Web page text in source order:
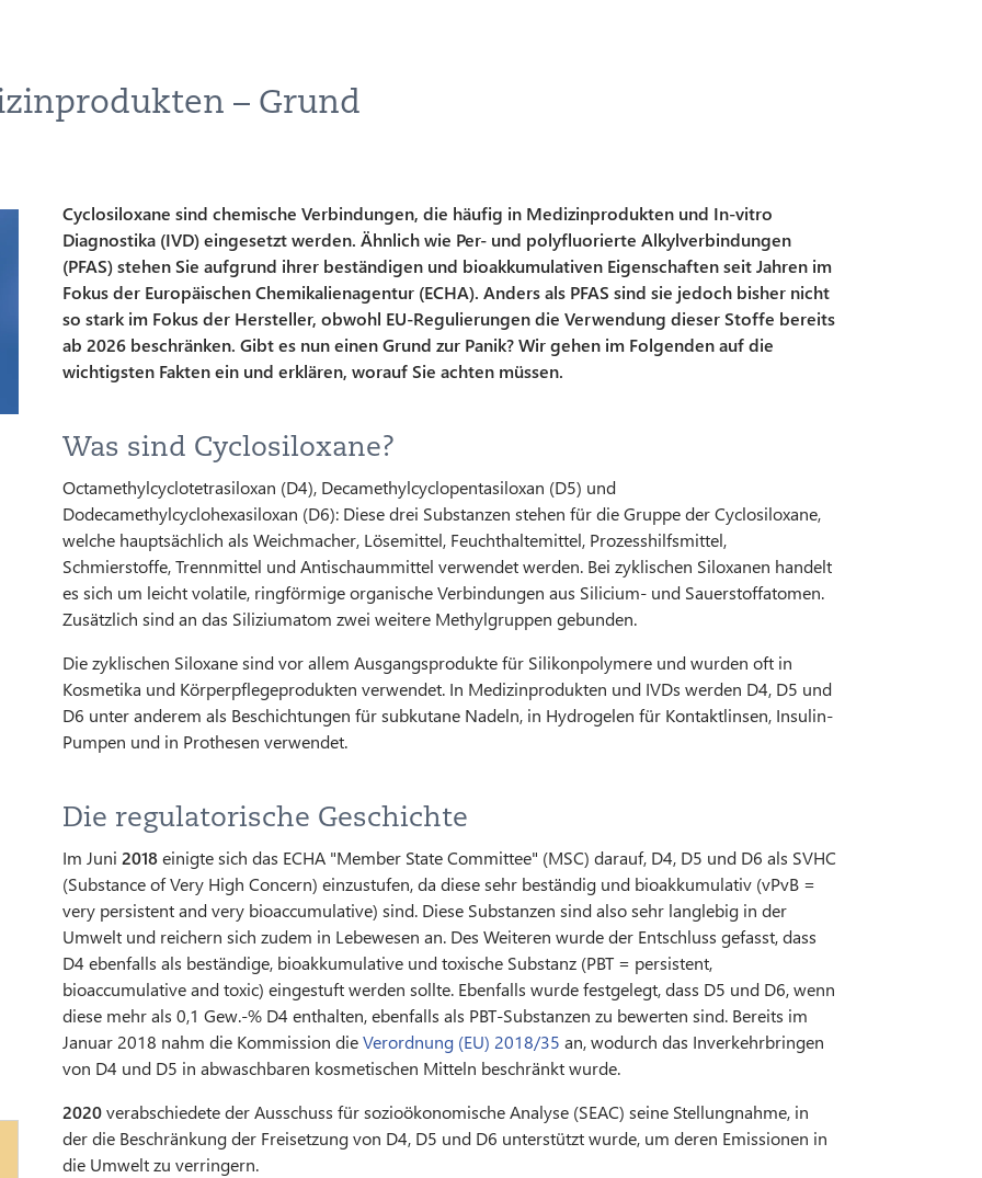
– Grund
Cyclosiloxane sind chemische Verbindungen, die häufig in Medizinprodukten und In-vitro
Diagnostika (IVD) eingesetzt werden. Ähnlich wie Per- und polyfluorierte Alkylverbindungen
(PFAS) stehen Sie aufgrund ihrer beständigen und bioakkumulativen Eigenschaften seit Jahren im
Fokus der Europäischen Chemikalienagentur (ECHA). Anders als PFAS sind sie jedoch bisher nicht
so stark im Fokus der Hersteller, obwohl EU-Regulierungen die Verwendung dieser Stoffe bereits
ab 2026 beschränken. Gibt es nun einen Grund zur Panik? Wir gehen im Folgenden auf die
wichtigsten Fakten ein und erklären, worauf Sie achten müssen.
Was sind Cyclosiloxane?
Octamethylcyclotetrasiloxan (D4), Decamethylcyclopentasiloxan (D5) und
Dodecamethylcyclohexasiloxan (D6): Diese drei Substanzen stehen für die Gruppe der Cyclosiloxane,
welche hauptsächlich als Weichmacher, Lösemittel, Feuchthaltemittel, Prozesshilfsmittel,
Schmierstoffe, Trennmittel und Antischaummittel verwendet werden. Bei zyklischen Siloxanen handelt
es sich um leicht volatile, ringförmige organische Verbindungen aus Silicium- und Sauerstoffatomen.
Zusätzlich sind an das Siliziumatom zwei weitere Methylgruppen gebunden.
Die zyklischen Siloxane sind vor allem Ausgangsprodukte für Silikonpolymere und wurden oft in
Kosmetika und Körperpflegeprodukten verwendet. In Medizinprodukten und IVDs werden D4, D5 und
D6 unter anderem als Beschichtungen für subkutane Nadeln, in Hydrogelen für Kontaktlinsen, Insulin-
Pumpen und in Prothesen verwendet.
Die regulatorische Geschichte
Im Juni2018einigte sich das ECHA "Member State Committee" (MSC) darauf, D4, D5 und D6 als SVHC
(Substance of Very High Concern) einzustufen, da diese sehr beständig und bioakkumulativ (vPvB =
very persistent and very bioaccumulative) sind. Diese Substanzen sind also sehr langlebig in der
Umwelt und reichern sich zudem in Lebewesen an. Des Weiteren wurde der Entschluss gefasst, dass
D4 ebenfalls als beständige, bioakkumulative und toxische Substanz (PBT = persistent,
bioaccumulative and toxic) eingestuft werden sollte. Ebenfalls wurde festgelegt, dass D5 und D6, wenn
diese mehr als 0,1 Gew.-% D4 enthalten, ebenfalls als PBT-Substanzen zu bewerten sind. Bereits im
Januar 2018 nahm die Kommission dieVerordnung (EU) 2018/35 an, wodurch das Inverkehrbringen
von D4 und D5 in abwaschbaren kosmetischen Mitteln beschränkt wurde.
2020verabschiedete der Ausschuss für sozioökonomische Analyse (SEAC) seine Stellungnahme, in
der die Beschränkung der Freisetzung von D4, D5 und D6 unterstützt wurde, um deren Emissionen in
die Umwelt zu verringern.